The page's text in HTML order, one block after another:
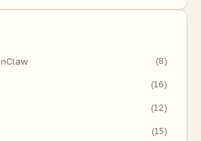
(8)
(16)
(12)
(15)